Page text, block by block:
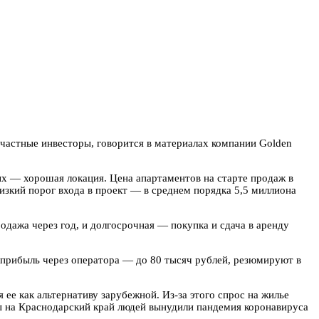
инвесторы, говорится в материалах компании Golden
— хорошая локация. Цена апартаментов на старте продаж в
порог входа в проект — в среднем порядка 5,5 миллиона
через год, и долгосрочная — покупка и сдача в аренду
прибыль через оператора — до 80 тысяч рублей, резюмируют в
как альтернативу зарубежной. Из-за этого спрос на жилье
Краснодарский край людей вынудили пандемия коронавируса